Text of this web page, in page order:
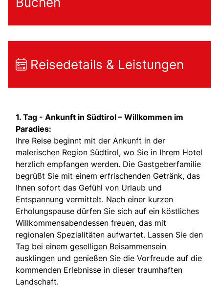
Reisedetails & Leistungen
1. Tag - Ankunft in Südtirol – Willkommen im
Paradies:
Ihre Reise beginnt mit der Ankunft in der
malerischen Region Südtirol, wo Sie in Ihrem Hotel
herzlich empfangen werden. Die Gastgeberfamilie
begrüßt Sie mit einem erfrischenden Getränk, das
Ihnen sofort das Gefühl von Urlaub und
Entspannung vermittelt. Nach einer kurzen
Erholungspause dürfen Sie sich auf ein köstliches
Willkommensabendessen freuen, das mit
regionalen Spezialitäten aufwartet. Lassen Sie den
Tag bei einem geselligen Beisammensein
ausklingen und genießen Sie die Vorfreude auf die
kommenden Erlebnisse in dieser traumhaften
Landschaft.